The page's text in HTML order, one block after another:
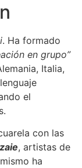
. Ha formado
en grupo”
Italia,
el
con las
, artistas de
ha